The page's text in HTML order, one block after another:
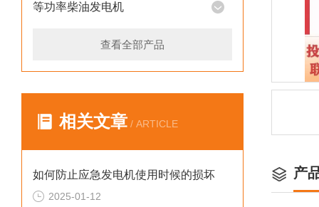
等功率柴油发电机
查看全部产品
相关文章 / ARTICLE
如何防止应急发电机使用时候的损坏
2025-01-12
产